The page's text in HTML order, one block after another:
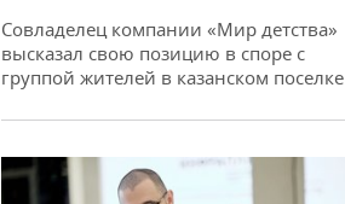
Совладелец компании «Мир детства»
высказал свою позицию в споре с
группой жителей в казанском поселке